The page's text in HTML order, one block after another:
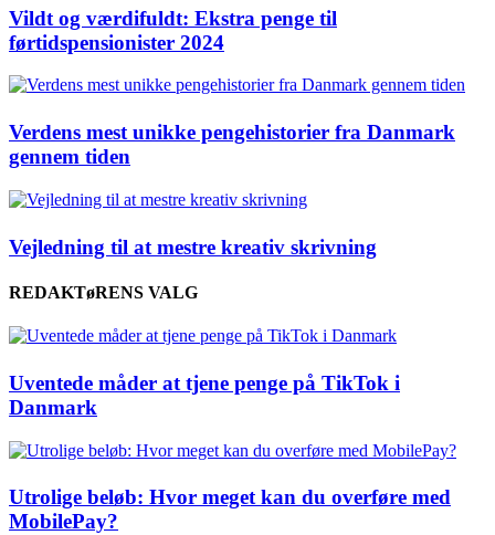
Vildt og værdifuldt: Ekstra penge til
førtidspensionister 2024
Verdens mest unikke pengehistorier fra Danmark
gennem tiden
Vejledning til at mestre kreativ skrivning
REDAKTøRENS VALG
Uventede måder at tjene penge på TikTok i
Danmark
Utrolige beløb: Hvor meget kan du overføre med
MobilePay?